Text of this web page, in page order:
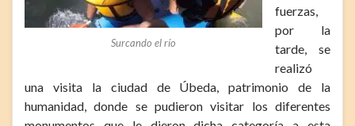
Surcando el río
fuerzas,
por la
tarde, se
realizó
una visita la ciudad de Úbeda, patrimonio de la
humanidad, donde se pudieron visitar los diferentes